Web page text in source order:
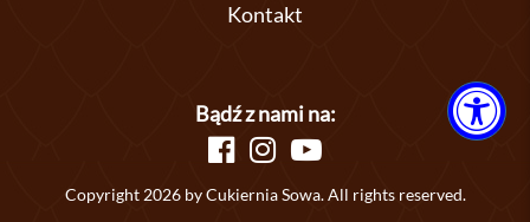
Kontakt
Bądź z nami na:
Copyright 2026 by Cukiernia Sowa. All rights reserved.